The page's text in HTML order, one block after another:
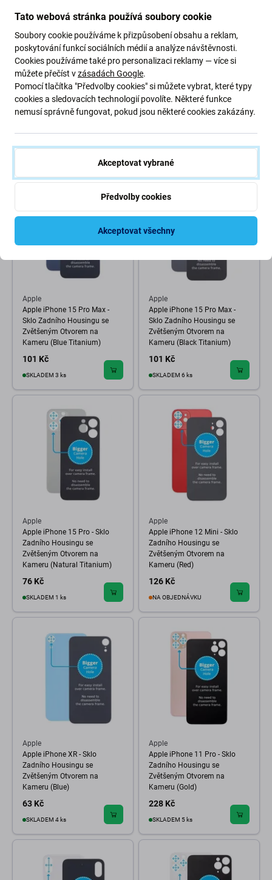
Apple
Apple iPhone SE (3rd Gen
2022) - Sklo Zadního
Housingu se Zvětšeným
88 Kč
Apple iPhone 15 Pro - Sklo
Zadního Housingu se
Zvětšeným Otvorem na
51 Kč
Apple
Apple iPhone 15 Pro Max -
Sklo Zadního Housingu se
Zvětšeným Otvorem na
Kameru (Blue Titanium)
101 Kč
SKLADEM 3 ks
Apple
Apple iPhone 15 Pro Max -
Sklo Zadního Housingu se
Zvětšeným Otvorem na
Kameru (Black Titanium)
101 Kč
SKLADEM 6 ks
Apple
Apple iPhone 15 Pro - Sklo
Zadního Housingu se
Zvětšeným Otvorem na
Kameru (Natural Titanium)
76 Kč
SKLADEM 1 ks
Apple
Apple iPhone 12 Mini - Sklo
Zadního Housingu se
Zvětšeným Otvorem na
Kameru (Red)
126 Kč
NA OBJEDNÁVKU
Apple
Apple iPhone XR - Sklo
Zadního Housingu se
Zvětšeným Otvorem na
Kameru (Blue)
63 Kč
SKLADEM 4 ks
Apple
Apple iPhone 11 Pro - Sklo
Zadního Housingu se
Zvětšeným Otvorem na
Kameru (Gold)
228 Kč
SKLADEM 5 ks
Tato webová stránka používá soubory cookie
Soubory cookie používáme k přizpůsobení obsahu a reklam,
poskytování funkcí sociálních médií a analýze návštěvnosti.
Cookies používáme také pro personalizaci reklamy — více si
můžete přečíst vzásadách Google.
Pomocí tlačítka "Předvolby cookies" si můžete vybrat, které typy
cookies a sledovacích technologií povolíte. Některé funkce
nemusí správně fungovat, pokud jsou některé cookies zakázány.
Akceptovat vybrané
Předvolby cookies
Akceptovat všechny